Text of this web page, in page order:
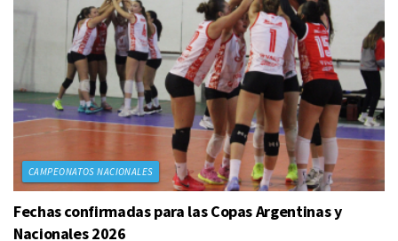
CAMPEONATOS NACIONALES
Fechas confirmadas para las Copas Argentinas y
Nacionales 2026